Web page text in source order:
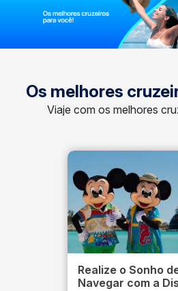
Os melhores
Viaje com os melhores
Realize o Sonho
Navegar com a